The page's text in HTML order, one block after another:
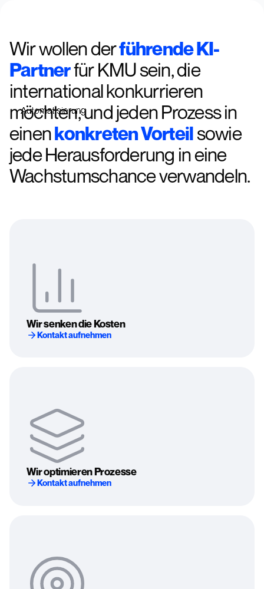
Automatisierung
Wir wollen derführende KI-
Partnerfür KMU sein, die
international konkurrieren
möchten, und jeden Prozess in
einenkonkreten Vorteilsowie
jede Herausforderung in eine
Wachstumschance verwandeln.
Wir senken die Kosten
Kontakt aufnehmen
Wir optimieren Prozesse
Kontakt aufnehmen